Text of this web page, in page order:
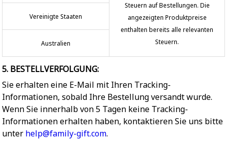
Steuern auf Bestellungen. Die
angezeigten Produktpreise
enthalten bereits alle relevanten
Steuern.
Vereinigte Staaten
Australien
5. BESTELLVERFOLGUNG:
Sie erhalten eine E-Mail mit Ihren Tracking-
Informationen, sobald Ihre Bestellung versandt wurde.
Wenn Sie innerhalb von 5 Tagen keine Tracking-
Informationen erhalten haben, kontaktieren Sie uns bitte
unter help@family-gift.com.